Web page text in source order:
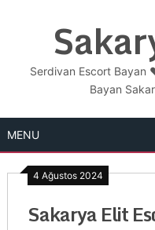
Serdivan Escort Bayan
Bayan
MENU
4 Ağustos 2024
Sakarya Elit